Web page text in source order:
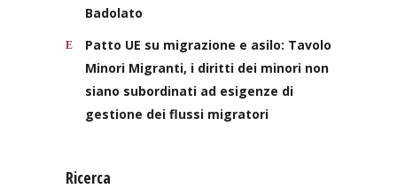
Badolato
Patto UE su migrazione e asilo: Tavolo
Minori Migranti, i diritti dei minori non
siano subordinati ad esigenze di
gestione dei flussi migratori
Ricerca